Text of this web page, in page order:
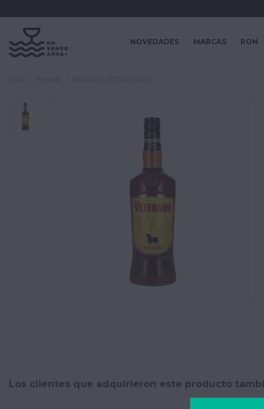
NOVEDADES MARCAS RON
Los clientes que adquirieron este producto